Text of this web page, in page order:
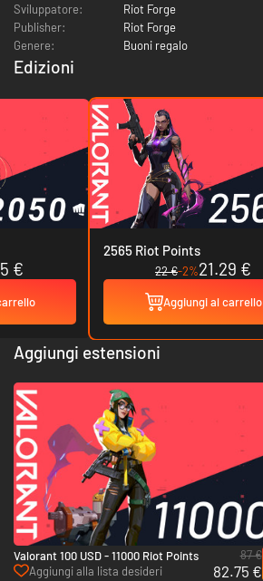
Sviluppatore:
Riot Forge
Publisher:
Riot Forge
Genere:
Buoni regalo
Edizioni
€
2565 Riot Points
22 €-2%21.29 €
Aggiungi al carrello
Aggiungi estensioni
Valorant 100 USD - 11000 Riot Points
Aggiungi alla lista desideri
87 €
82.75 €